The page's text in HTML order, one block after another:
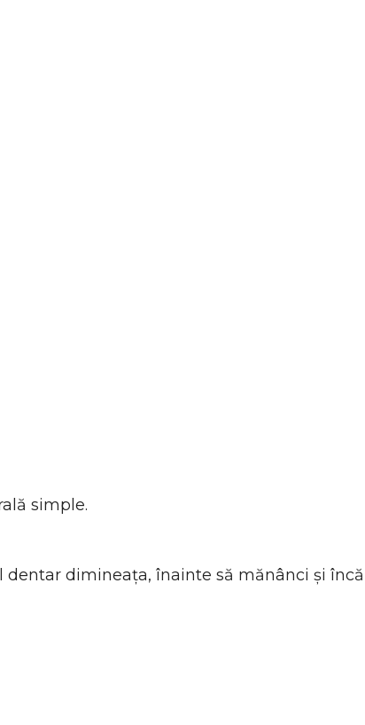
simple.
dimineața, înainte să mănânci și încă